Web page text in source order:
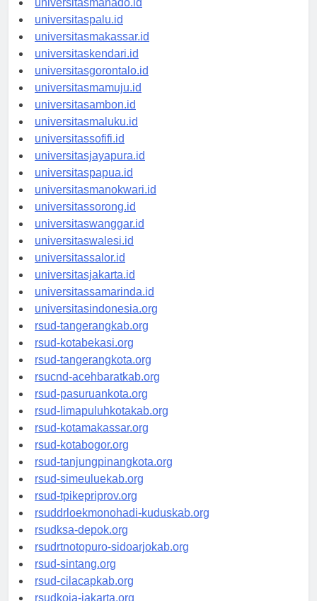
universitasmanado.id
universitaspalu.id
universitasmakassar.id
universitaskendari.id
universitasgorontalo.id
universitasmamuju.id
universitasambon.id
universitasmaluku.id
universitassofifi.id
universitasjayapura.id
universitaspapua.id
universitasmanokwari.id
universitassorong.id
universitaswanggar.id
universitaswalesi.id
universitassalor.id
universitasjakarta.id
universitassamarinda.id
universitasindonesia.org
rsud-tangerangkab.org
rsud-kotabekasi.org
rsud-tangerangkota.org
rsucnd-acehbaratkab.org
rsud-pasuruankota.org
rsud-limapuluhkotakab.org
rsud-kotamakassar.org
rsud-kotabogor.org
rsud-tanjungpinangkota.org
rsud-simeuluekab.org
rsud-tpikepriprov.org
rsuddrloekmonohadi-kuduskab.org
rsudksa-depok.org
rsudrtnotopuro-sidoarjokab.org
rsud-sintang.org
rsud-cilacapkab.org